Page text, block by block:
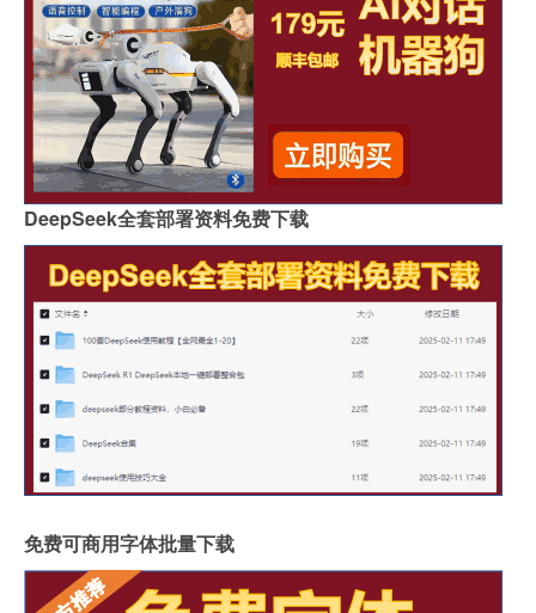
DeepSeek全套部署资料免费下载
免费可商用字体批量下载